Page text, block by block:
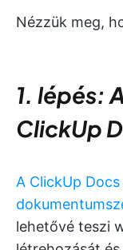
Nézzük meg,
1. lépés:
ClickUp
A ClickUp Docs
lehetővé teszi